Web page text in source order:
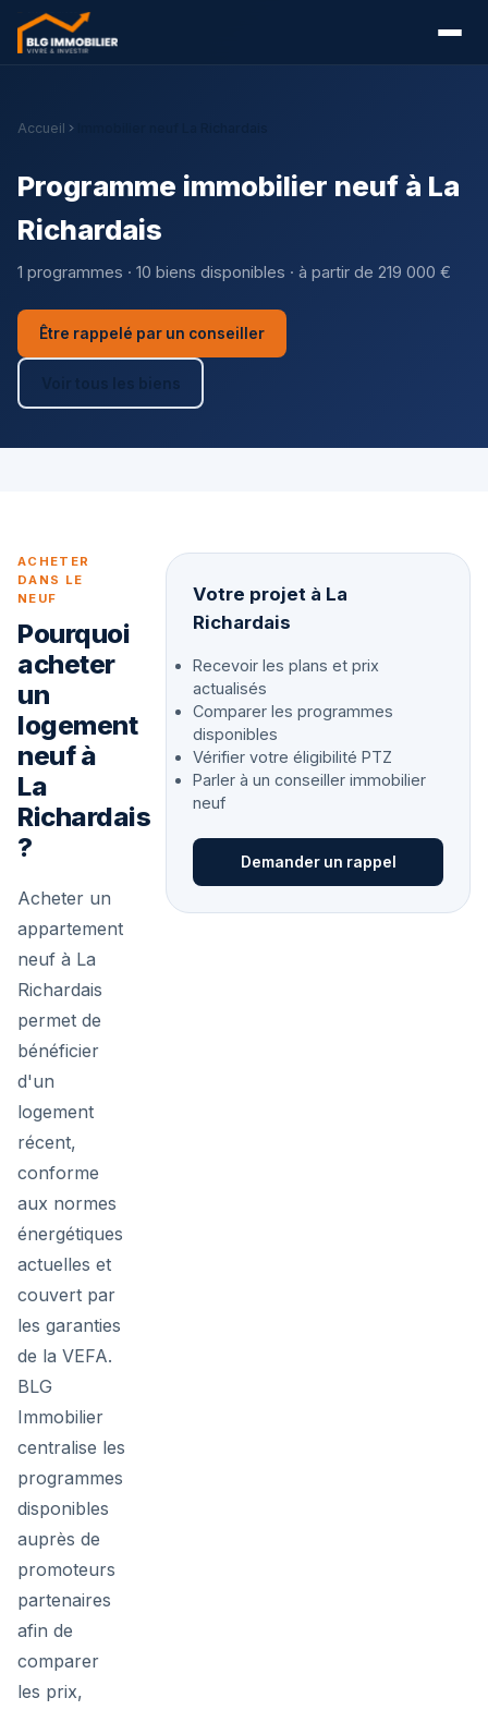
Accueil
Programme immobilier neuf à La
Richardais
1 programmes · 10 biens disponibles · à partir de 219 000 €
Être rappelé par un conseiller
Voir tous les biens
ACHETER
DANS LE
NEUF
Pourquoi
acheter
un
logement
neuf à
La
Richardais
?
Acheter un
appartement
neuf à La
Richardais
permet de
bénéficier
d'un
logement
récent,
conforme
aux normes
énergétiques
actuelles et
couvert par
les garanties
de la VEFA.
BLG
Immobilier
centralise les
programmes
disponibles
auprès de
promoteurs
partenaires
afin de
comparer
les prix,
Votre projet à La
Richardais
Recevoir les plans et prix
actualisés
Comparer les programmes
disponibles
Vérifier votre éligibilité PTZ
Parler à un conseiller immobilier
neuf
Demander un rappel